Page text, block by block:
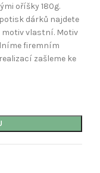
oříšky 180g.
dárků najdete
motiv vlastní. Motiv
firemním
zašleme ke